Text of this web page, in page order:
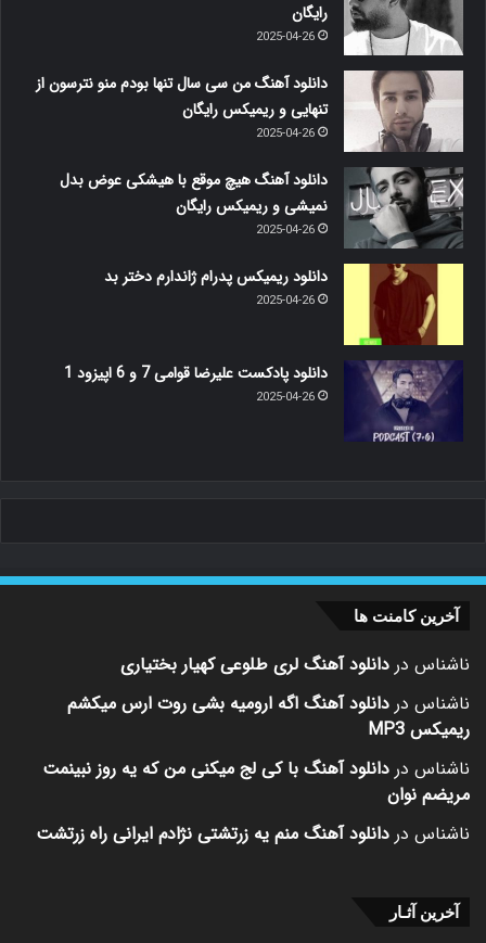
رایگان
2025-04-26
دانلود آهنگ من سی سال تنها بودم منو نترسون از
تنهایی و ریمیکس رایگان
2025-04-26
دانلود آهنگ هیچ موقع با هیشکی عوض بدل
نمیشی و ریمیکس رایگان
2025-04-26
دانلود ریمیکس پدرام ژاندارم دختر بد
2025-04-26
دانلود پادکست علیرضا قوامی 7 و 6 اپیزود 1
2025-04-26
آخرین کامنت ها
ناشناس در دانلود آهنگ لری طلوعی کهیار بختیاری
ناشناس در دانلود آهنگ اگه ارومیه بشی روت ارس میکشم
ریمیکس MP3
ناشناس در دانلود آهنگ با کی لج میکنی من که یه روز نبینمت
مریضم نوان
ناشناس در دانلود آهنگ منم یه زرتشتی نژادم ایرانی راه زرتشت
آخرین آثـار